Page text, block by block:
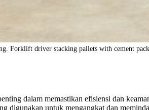
Forklift driver stacking pallets with cement
dalam memastikan efisiensi dan
digunakan untuk mengangkat dan